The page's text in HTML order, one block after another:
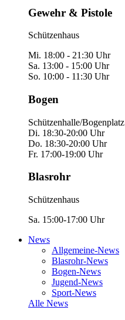
Gewehr & Pistole
Schützenhaus
Mi. 18:00 - 21:30 Uhr
Sa. 13:00 - 15:00 Uhr
So. 10:00 - 11:30 Uhr
Bogen
Schützenhalle/Bogenplatz
Di. 18:30-20:00 Uhr
Do. 18:30-20:00 Uhr
Fr. 17:00-19:00 Uhr
Blasrohr
Schützenhaus
Sa. 15:00-17:00 Uhr
News
Allgemeine-News
Blasrohr-News
Bogen-News
Jugend-News
Sport-News
Alle News